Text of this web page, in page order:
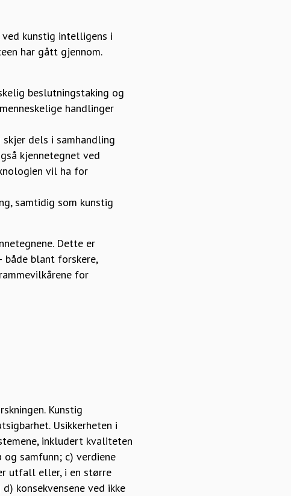
kunstig intelligens i
har gått gjennom.
beslutningstaking og
handlinger
dels i samhandling
kjennetegnet ved
vil ha for
samtidig som kunstig
Dette er
både blant forskere,
for
Kunstig
Usikkerheten i
inkludert kvaliteten
og samfunn; c) verdiene
utfall eller, i en større
konsekvensene ved ikke